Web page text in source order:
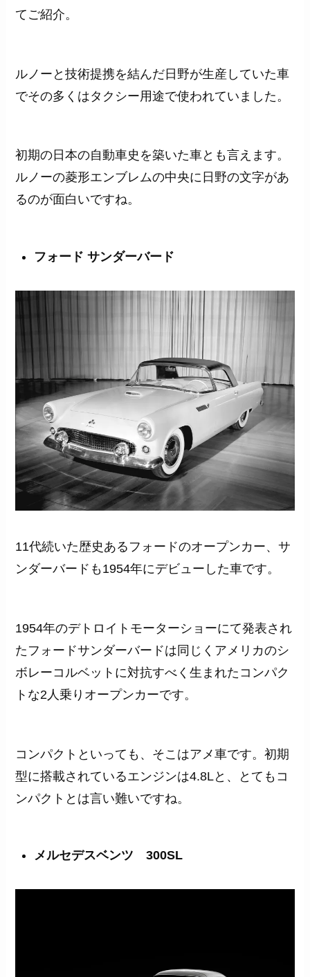
てご紹介。
ルノーと技術提携を結んだ日野が生産していた車
でその多くはタクシー用途で使われていました。
初期の日本の自動車史を築いた車とも言えます。
ルノーの菱形エンブレムの中央に日野の文字があ
るのが面白いですね。
フォード サンダーバード
11代続いた歴史あるフォードのオープンカー、サ
ンダーバードも1954年にデビューした車です。
1954年のデトロイトモーターショーにて発表され
たフォードサンダーバードは同じくアメリカのシ
ボレーコルベットに対抗すべく生まれたコンパク
トな2人乗りオープンカーです。
コンパクトといっても、そこはアメ車です。初期
型に搭載されているエンジンは4.8Lと、とてもコ
ンパクトとは言い難いですね。
メルセデスベンツ 300SL